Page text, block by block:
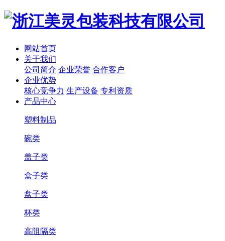
网站首页
关于我们
公司简介 企业荣誉 合作客户
企业优势
核心竞争力 生产设备 专利资质
产品中心
塑料制品
碗类
盖子类
盒子类
盘子类
杯类
高阻隔类